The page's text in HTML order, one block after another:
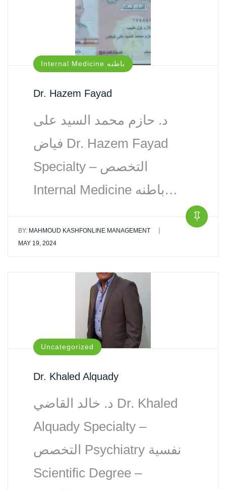
Internal Medicine باطنه
Dr. Hazem Fayad
د. حازم محمد السيد على
فياض Dr. Hazem Fayad
Specialty – التخصص
Internal Medicine باطنه…
BY: MAHMOUD KASHFONLINE MANAGEMENT |
MAY 19, 2024
Uncategorized
Dr. Khaled Alquady
د. خالد القاضي Dr. Khaled
Alquady Specialty –
التخصص Psychiatry نفسية‏
Scientific Degree –